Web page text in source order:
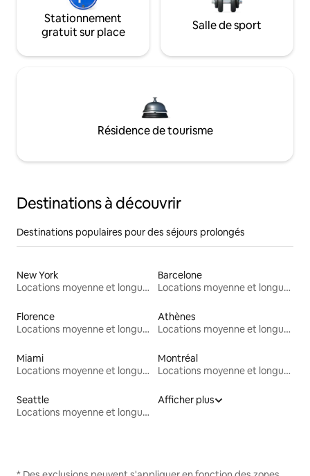
Stationnement
gratuit sur place
Salle de sport
Résidence de tourisme
Destinations à découvrir
Destinations populaires pour des séjours prolongés
New York
Locations moyenne et longue durée
Barcelone
Locations moyenne et longue durée
Florence
Locations moyenne et longue durée
Athènes
Locations moyenne et longue durée
Miami
Locations moyenne et longue durée
Montréal
Locations moyenne et longue durée
Seattle
Locations moyenne et longue durée
Afficher plus